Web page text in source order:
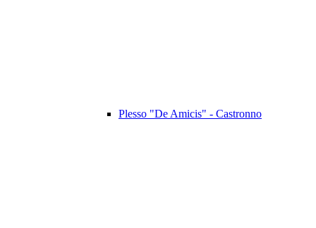
Plesso "De Amicis" - Castronno